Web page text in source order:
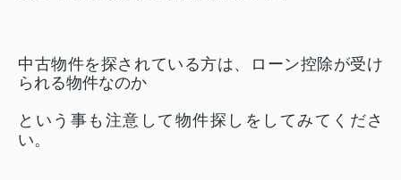
中古物件を探されている方は、ローン控除が受け
られる物件なのか
という事も注意して物件探しをしてみてくださ
い。